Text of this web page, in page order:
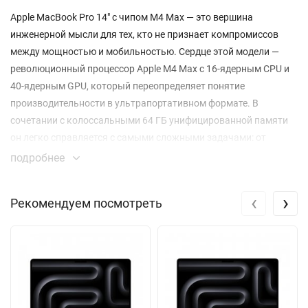
Apple MacBook Pro 14" с чипом M4 Max — это вершина
инженерной мысли для тех, кто не признает компромиссов
между мощностью и мобильностью. Сердце этой модели —
революционный процессор Apple M4 Max с 16-ядерным CPU и
40-ядерным GPU, который переопределяет понятие
производительности в ультрапортативном формате. В
сочетании с колоссальными 64 ГБ унифицированной памяти
он легко справляется с самыми сложными задачами: от
рендеринга 8K-видео и работы с 3D-моделями до
Дисплей Liquid Retina XDR с экстремально высоким
проекты оживают с невиданной ранее глубиной и цветовой
точностью, охватывающей расширенную палитру P3. Нано
стекло, установленное по индивидуальному заказу,
подробнее
Рекомендуем посмотреть ‹ ›